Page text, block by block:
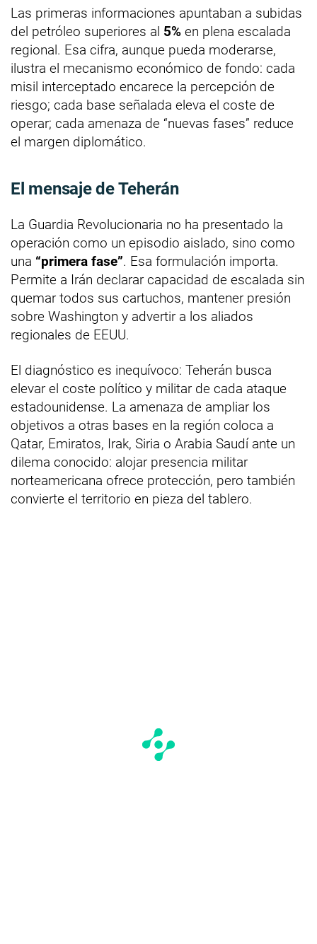
Las primeras informaciones apuntaban a subidas
del petróleo superiores al 5% en plena escalada
regional. Esa cifra, aunque pueda moderarse,
ilustra el mecanismo económico de fondo: cada
misil interceptado encarece la percepción de
riesgo; cada base señalada eleva el coste de
operar; cada amenaza de “nuevas fases” reduce
el margen diplomático.
El mensaje de Teherán
La Guardia Revolucionaria no ha presentado la
operación como un episodio aislado, sino como
una “primera fase”. Esa formulación importa.
Permite a Irán declarar capacidad de escalada sin
quemar todos sus cartuchos, mantener presión
sobre Washington y advertir a los aliados
regionales de EEUU.
El diagnóstico es inequívoco: Teherán busca
elevar el coste político y militar de cada ataque
estadounidense. La amenaza de ampliar los
objetivos a otras bases en la región coloca a
Qatar, Emiratos, Irak, Siria o Arabia Saudí ante un
dilema conocido: alojar presencia militar
norteamericana ofrece protección, pero también
convierte el territorio en pieza del tablero.